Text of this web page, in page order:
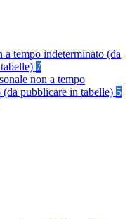
a tempo indeterminato (da
7
non a tempo
(da pubblicare in tabelle) 5